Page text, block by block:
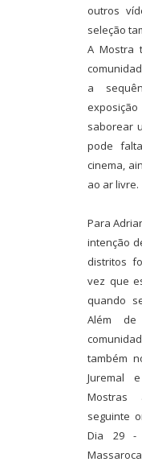
outros
seleção
A Mostra
a
saborear
pode
cinema,
ao ar livre.
Para
intenção
distritos
vez que
quando
Além de
também
Juremal
Mostras
seguinte
Dia 29 -